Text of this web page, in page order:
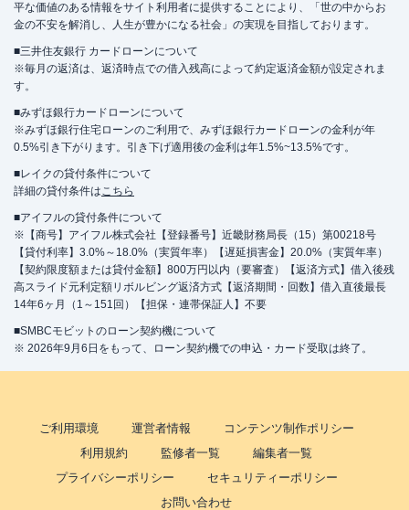
平な価値のある情報をサイト利用者に提供することにより、「世の中からお
金の不安を解消し、人生が豊かになる社会」の実現を目指しております。
■三井住友銀行 カードローンについて
※毎月の返済は、返済時点での借入残高によって約定返済金額が設定されま
す。
■みずほ銀行カードローンについて
※みずほ銀行住宅ローンのご利用で、みずほ銀行カードローンの金利が年
0.5%引き下がります。引き下げ適用後の金利は年1.5%~13.5%です。
■レイクの貸付条件について
詳細の貸付条件はこちら
■アイフルの貸付条件について
※【商号】アイフル株式会社【登録番号】近畿財務局長（15）第00218号
【貸付利率】3.0%～18.0%（実質年率）【遅延損害金】20.0%（実質年率）
【契約限度額または貸付金額】800万円以内（要審査）【返済方式】借入後残
高スライド元利定額リボルビング返済方式【返済期間・回数】借入直後最長
14年6ヶ月（1～151回）【担保・連帯保証人】不要
■SMBCモビットのローン契約機について
※ 2026年9月6日をもって、ローン契約機での申込・カード受取は終了。
ご利用環境 運営者情報
コンテンツ制作ポリシー
利用規約
監修者一覧
編集者一覧
プライバシーポリシー
セキュリティーポリシー
お問い合わせ